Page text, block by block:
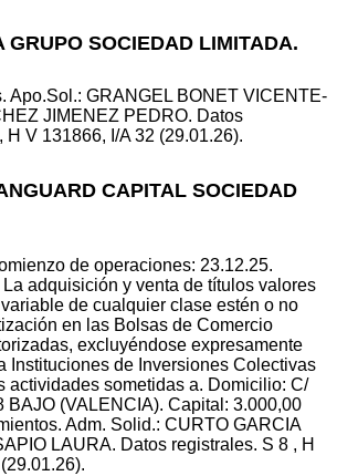
GRUPO SOCIEDAD LIMITADA.
Apo.Sol.: GRANGEL BONET VICENTE-
JIMENEZ PEDRO. Datos
H V 131866, I/A 32 (29.01.26).
CAPITAL SOCIEDAD
de operaciones: 23.12.25.
adquisición y venta de títulos valores
de cualquier clase estén o no
en las Bolsas de Comercio
excluyéndose expresamente
Instituciones de Inversiones Colectivas
actividades sometidas a. Domicilio: C/
BAJO (VALENCIA). Capital: 3.000,00
Adm. Solid.: CURTO GARCIA
LAURA. Datos registrales. S 8 , H